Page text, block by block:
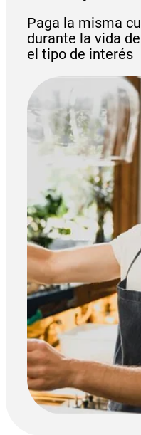
Paga la misma
durante la vida
el tipo de interés